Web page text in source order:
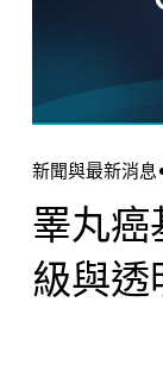
新聞與最新消息
睪丸癌
級與透